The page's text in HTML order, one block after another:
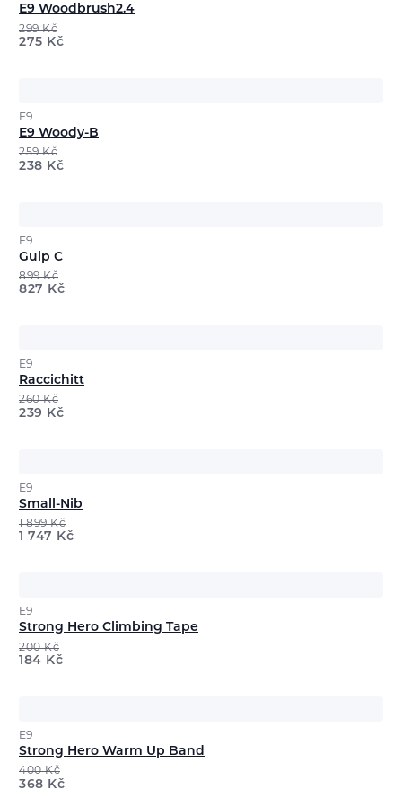
E9 Woodbrush2.4
299Kč
275 Kč
E9
E9 Woody-B
259Kč
238 Kč
E9
Gulp C
899Kč
827 Kč
E9
Raccichitt
260Kč
239 Kč
E9
Small-Nib
1 899Kč
1 747 Kč
E9
Strong Hero Climbing Tape
200Kč
184 Kč
E9
Strong Hero Warm Up Band
400Kč
368 Kč